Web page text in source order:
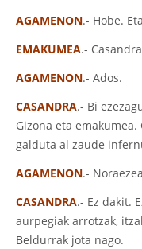
AGAMENON.- Hobe.
EMAKUMEA.-
AGAMENON.- Ados.
CASANDRA.- Bi
Gizona eta
galduta al zaude
AGAMENON.-
CASANDRA.- Ez dakit.
aurpegiak arrotzak,
Beldurrak jota nago.